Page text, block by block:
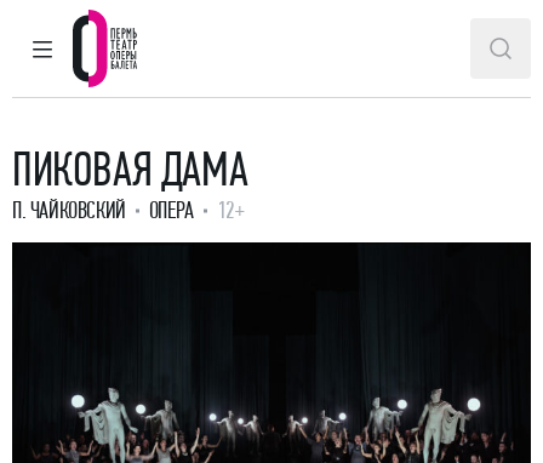
ГЛАВНОЕ МЕНЮ
Пермский театр оперы и балета
ПИКОВАЯ ДАМА
П. ЧАЙКОВСКИЙ ОПЕРА 12+